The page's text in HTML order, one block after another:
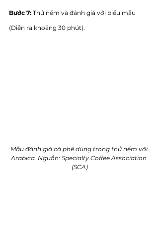
Bước 7: Thử nếm và đánh giá với biểu mẫu
(Diễn ra khoảng 30 phút).
Mẫu đánh giá cà phê dùng trong thử nếm với
Arabica. Nguồn: Specialty Coffee Association
(SCA)